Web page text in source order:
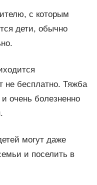
с которым
дети, обычно
не бесплатно. Тяжба
очень болезненно
могут даже
и поселить в